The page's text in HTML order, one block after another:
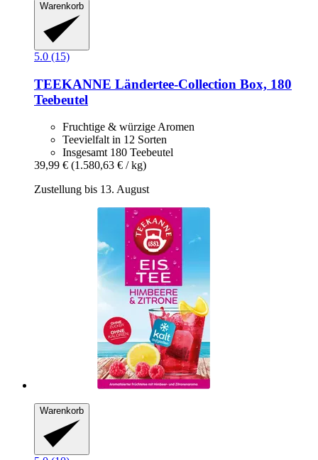
Warenkorb
5.0 (15)
TEEKANNE Ländertee-​Collection Box, 180
Teebeutel
Fruchtige & würzige Aromen
Teevielfalt in 12 Sorten
Insgesamt 180 Teebeutel
39,99 € (1.580,63 € / kg)
Zustellung bis 13. August
Warenkorb